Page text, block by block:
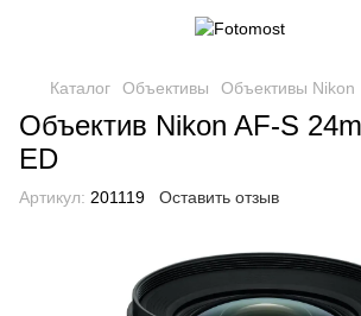
Каталог Объективы Объективы Nikon
Объектив Nikon AF-S
ED
Артикул: 201119 Оставить отзыв